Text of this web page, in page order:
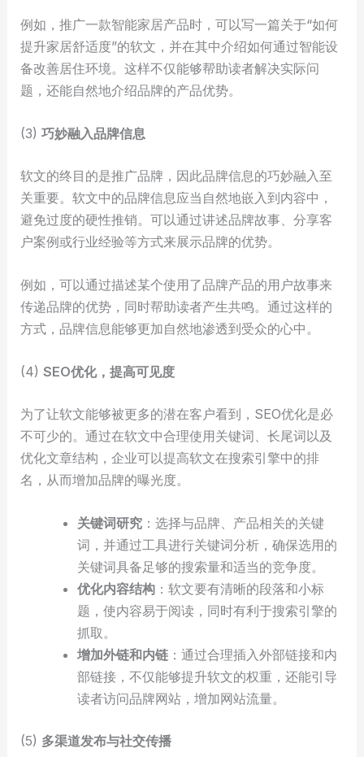
例如，推广一款智能家居产品时，可以写一篇关于“如何
提升家居舒适度”的软文，并在其中介绍如何通过智能设
备改善居住环境。这样不仅能够帮助读者解决实际问
题，还能自然地介绍品牌的产品优势。
(3)巧妙融入品牌信息
软文的终目的是推广品牌，因此品牌信息的巧妙融入至
关重要。软文中的品牌信息应当自然地嵌入到内容中，
避免过度的硬性推销。可以通过讲述品牌故事、分享客
户案例或行业经验等方式来展示品牌的优势。
例如，可以通过描述某个使用了品牌产品的用户故事来
传递品牌的优势，同时帮助读者产生共鸣。通过这样的
方式，品牌信息能够更加自然地渗透到受众的心中。
(4)SEO优化，提高可见度
为了让软文能够被更多的潜在客户看到，SEO优化是必
不可少的。通过在软文中合理使用关键词、长尾词以及
优化文章结构，企业可以提高软文在搜索引擎中的排
名，从而增加品牌的曝光度。
关键词研究：选择与品牌、产品相关的关键
词，并通过工具进行关键词分析，确保选用的
关键词具备足够的搜索量和适当的竞争度。
优化内容结构：软文要有清晰的段落和小标
题，使内容易于阅读，同时有利于搜索引擎的
抓取。
增加外链和内链：通过合理插入外部链接和内
部链接，不仅能够提升软文的权重，还能引导
读者访问品牌网站，增加网站流量。
(5) 多渠道发布与社交传播